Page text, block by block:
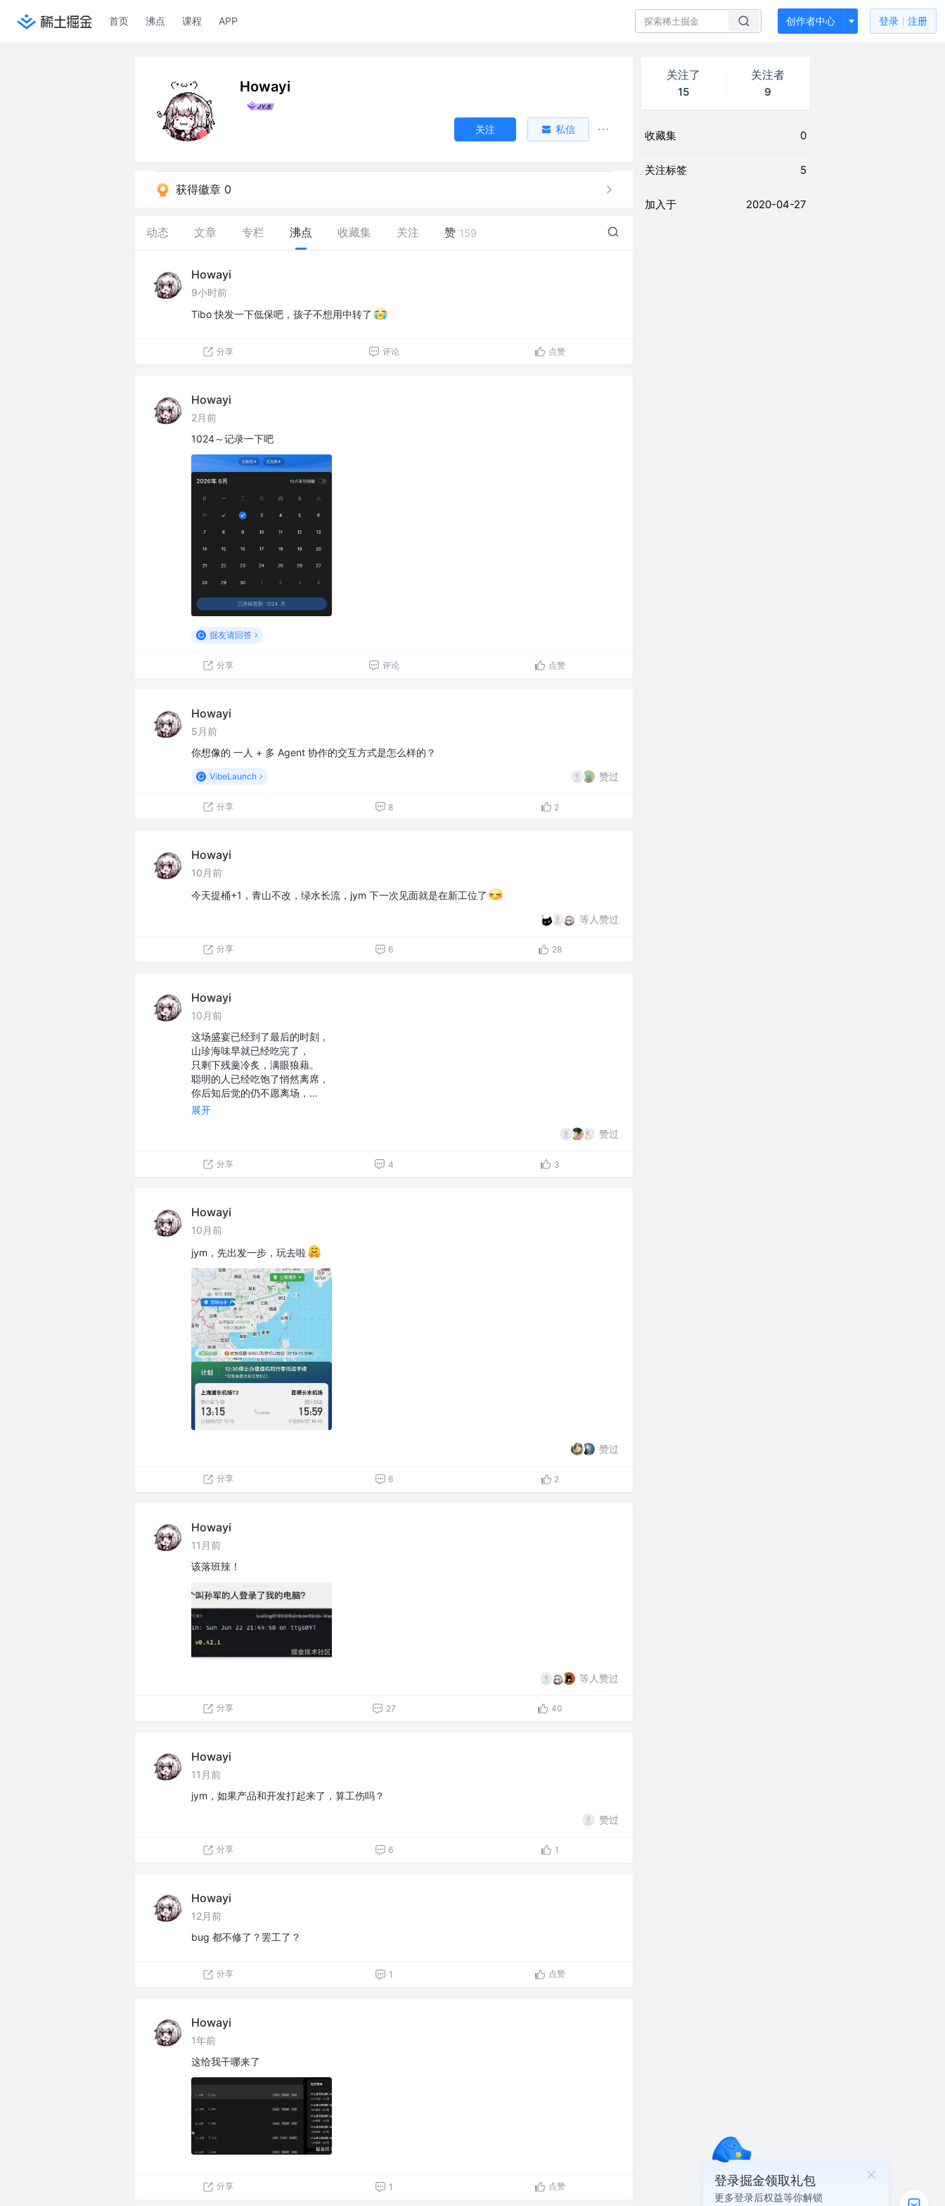
首页 沸点 课程 APP 创作者中心 登录 注册
Howayi
关注 私信
获得徽章 0
动态 文章 专栏 沸点 收藏集 关注 赞 159
Howayi
9小时前
Tibo 快发一下低保吧，孩子不想用中转了
分享 评论 点赞
Howayi
2月前
1024～记录一下吧
掘友请回答
分享 评论 点赞
Howayi
5月前
你想像的 一人 + 多 Agent 协作的交互方式是怎么样的？
VibeLaunch 赞过
分享 8 2
Howayi
10月前
今天提桶+1，青山不改，绿水长流，jym 下一次见面就是在新工位了
等人赞过
分享 6 28
Howayi
10月前
这场盛宴已经到了最后的时刻，
山珍海味早就已经吃完了，
只剩下残羹冷炙，满眼狼藉。
聪明的人已经吃饱了悄然离席，
你后知后觉的仍不愿离场，…
展开
赞过
分享 4 3
Howayi
10月前
jym，先出发一步，玩去啦
赞过
分享 6 2
Howayi
11月前
该落班辣！
等人赞过
分享 27 40
Howayi
11月前
jym，如果产品和开发打起来了，算工伤吗？
赞过
分享 6 1
Howayi
12月前
bug 都不修了？罢工了？
分享 1 点赞
Howayi
1年前
这给我干哪来了
分享 1 点赞
关注了
15
关注者
9
收藏集 0
关注标签 5
加入于 2020-04-27
登录掘金领取礼包
更多登录后权益等你解锁